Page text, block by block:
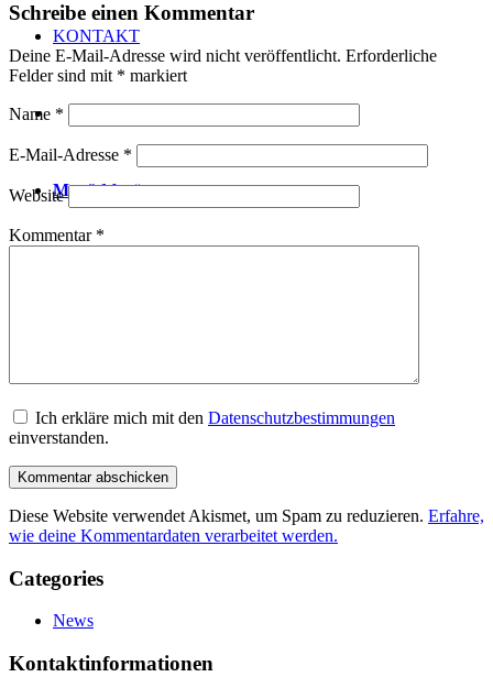
KONTAKT
Menü Menü
Schreibe einen Kommentar
Deine E-Mail-Adresse wird nicht veröffentlicht. Erforderliche
Felder sind mit * markiert
Name *
E-Mail-Adresse *
Website
Kommentar *
Ich erkläre mich mit den Datenschutzbestimmungen
einverstanden.
Diese Website verwendet Akismet, um Spam zu reduzieren. Erfahre,
wie deine Kommentardaten verarbeitet werden.
Categories
News
Kontaktinformationen